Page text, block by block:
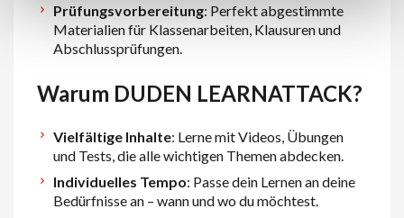
Prüfungsvorbereitung: Perfekt abgestimmte
Materialien für Klassenarbeiten, Klausuren und
Abschlussprüfungen.
Warum DUDEN LEARNATTACK?
Vielfältige Inhalte: Lerne mit Videos, Übungen
und Tests, die alle wichtigen Themen abdecken.
Individuelles Tempo: Passe dein Lernen an deine
Bedürfnisse an – wann und wo du möchtest.